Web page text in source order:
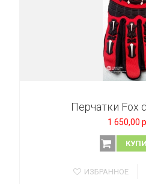
Перчатки Fox
1 650,00
ИЗБРАННОЕ